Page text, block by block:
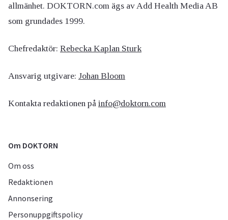
allmänhet. DOKTORN.com ägs av Add Health Media AB
som grundades 1999.
Chefredaktör: Rebecka Kaplan Sturk
Ansvarig utgivare: Johan Bloom
Kontakta redaktionen på info@doktorn.com
Om DOKTORN
Om oss
Redaktionen
Annonsering
Personuppgiftspolicy